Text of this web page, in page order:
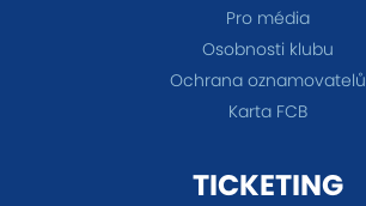
Pro média
Osobnosti klubu
Ochrana oznamovatelů
Karta FCB
TICKETING